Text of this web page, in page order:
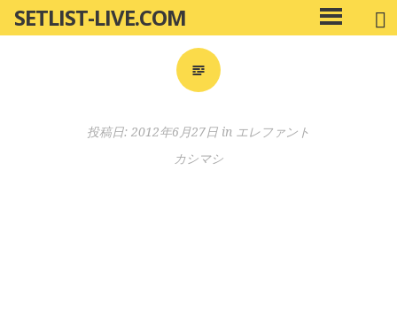
ン
SETLIST-LIVE.COM
メ
イ
投稿日: 2012年6月27日 in エレファント
カシマシ